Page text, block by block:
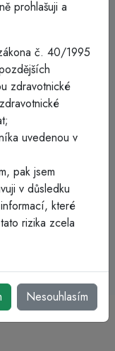
pacienta a
minimální
na místo
na hloubku vpichu.
zpět do
pro odběr
vyššího objemu
prohlašuji a
č. 40/1995
zdravotnické
uvedenou v
pak jsem
v důsledku
které
rizika zcela
Nesouhlasím